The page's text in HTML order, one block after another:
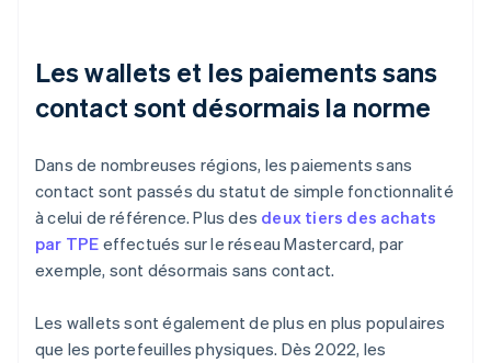
Les wallets et les paiements sans
contact sont désormais la norme
Dans de nombreuses régions, les paiements sans
contact sont passés du statut de simple fonctionnalité
à celui de référence. Plus des deux tiers des achats
par TPE effectués sur le réseau Mastercard, par
exemple, sont désormais sans contact.
Les wallets sont également de plus en plus populaires
que les portefeuilles physiques. Dès 2022, les